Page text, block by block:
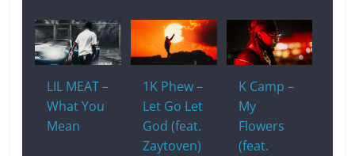
LIL MEAT –
What You
Mean
1K Phew –
Let Go Let
God (feat.
Zaytoven)
K Camp –
My
Flowers
(feat.